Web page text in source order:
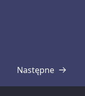
Następne
Transkrypcja